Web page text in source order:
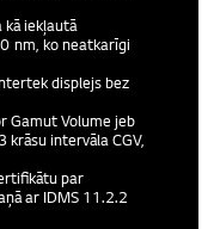
iekļautā
nm, ko neatkarīgi
displejs bez
Gamut Volume jeb
krāsu intervāla CGV,
par
ar IDMS 11.2.2